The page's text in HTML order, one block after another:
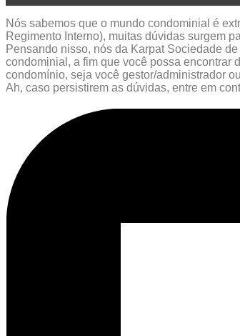
Nós sabemos que o mundo condominial é
Regimento Interno), muitas dúvidas surgem
Pensando nisso, nós da Karpat Sociedade
condominial, a fim que você possa encontrar
condomínio, seja você gestor/administrador
Ah, caso persistirem as dúvidas, entre em